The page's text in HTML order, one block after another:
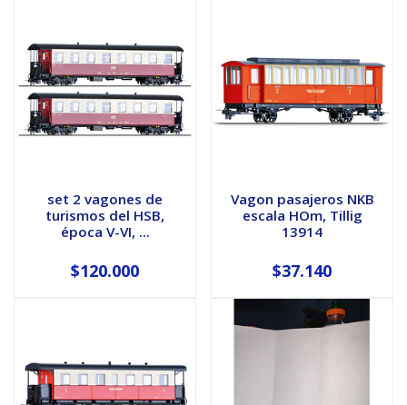
set 2 vagones de
turismos del HSB,
época V-VI, ...
$120.000
Vagon pasajeros NKB
escala HOm, Tillig
13914
$37.140